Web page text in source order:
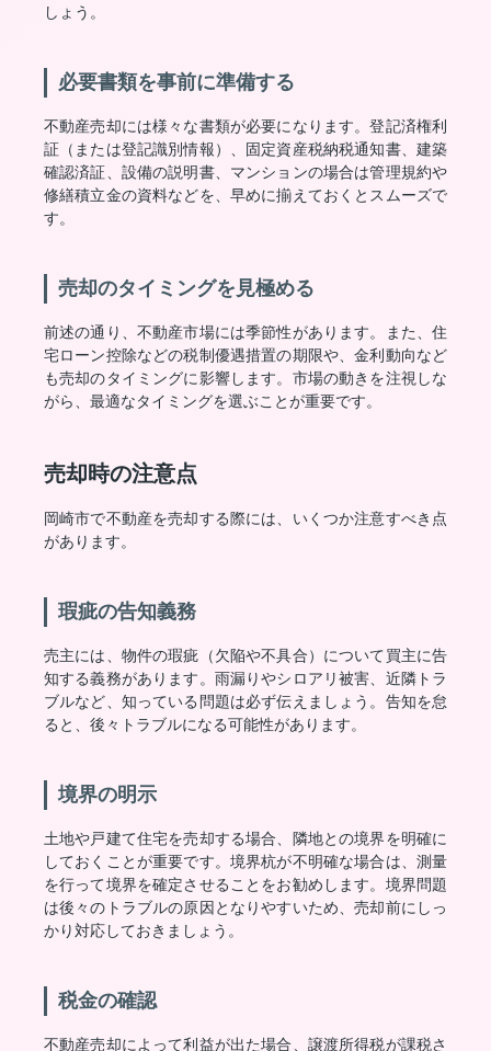
しょう。
必要書類を事前に準備する
不動産売却には様々な書類が必要になります。登記済権利
証（または登記識別情報）、固定資産税納税通知書、建築
確認済証、設備の説明書、マンションの場合は管理規約や
修繕積立金の資料などを、早めに揃えておくとスムーズで
す。
売却のタイミングを見極める
前述の通り、不動産市場には季節性があります。また、住
宅ローン控除などの税制優遇措置の期限や、金利動向など
も売却のタイミングに影響します。市場の動きを注視しな
がら、最適なタイミングを選ぶことが重要です。
売却時の注意点
岡崎市で不動産を売却する際には、いくつか注意すべき点
があります。
瑕疵の告知義務
売主には、物件の瑕疵（欠陥や不具合）について買主に告
知する義務があります。雨漏りやシロアリ被害、近隣トラ
ブルなど、知っている問題は必ず伝えましょう。告知を怠
ると、後々トラブルになる可能性があります。
境界の明示
土地や戸建て住宅を売却する場合、隣地との境界を明確に
しておくことが重要です。境界杭が不明確な場合は、測量
を行って境界を確定させることをお勧めします。境界問題
は後々のトラブルの原因となりやすいため、売却前にしっ
かり対応しておきましょう。
税金の確認
不動産売却によって利益が出た場合、譲渡所得税が課税さ